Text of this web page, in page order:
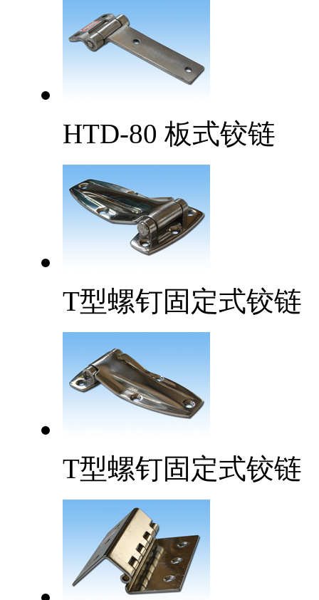
HTD-80 板式铰链
T型螺钉固定式铰链
T型螺钉固定式铰链